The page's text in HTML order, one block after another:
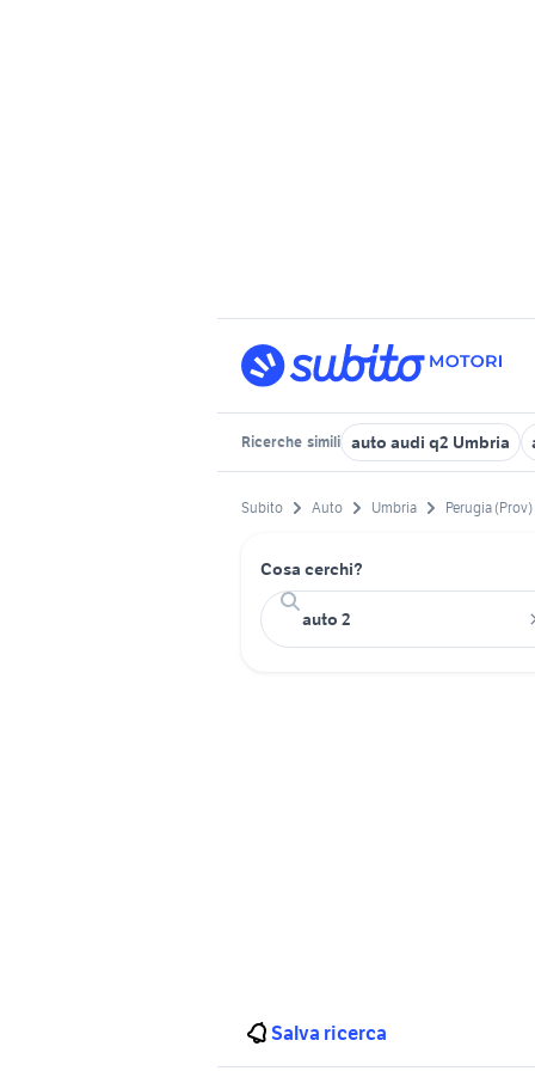
Ricerche simili auto audi q2 Umbria
Subito Auto Umbria Perugia (Prov)
Cosa cerchi?
Salva ricerca